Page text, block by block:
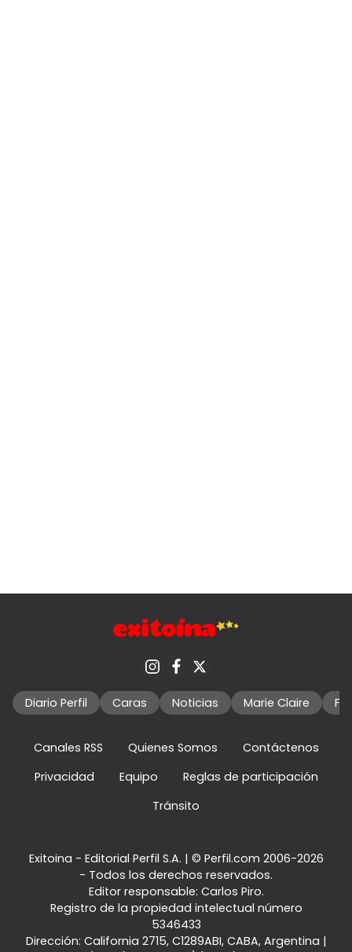
Diario Perfil Caras Noticias Marie Claire
Canales RSS Quienes Somos
Contáctenos
Privacidad
Equipo
Reglas de participación
Tránsito
Exitoina - Editorial Perfil S.A. | © Perfil.com 2006-2026
- Todos los derechos reservados.
Editor responsable: Carlos Piro.
Registro de la propiedad intelectual número
5346433
Dirección: California 2715, C1289ABI, CABA, Argentina |